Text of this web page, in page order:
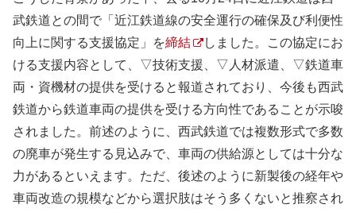
武鉄道との間で「近江鉄道線の安全運行の確保及び利便性
向上に関する支援協定」を締結
しました。この協定にお
ける支援内容として、▽技術支援、▽人材派遣、▽鉄道車
両・資機材の提供を受けると報道されており、今後も西武
鉄道から鉄道車両の提供を受ける方向性であることが示唆
されました。前述のように、西武鉄道では複数形式で多数
の廃車が発生する見込みで、車両の供給源としては十分な
力があるといえます。ただ、後述のように新製後の経年や
車両改造の規模などから選択肢はそう多くないと推察され